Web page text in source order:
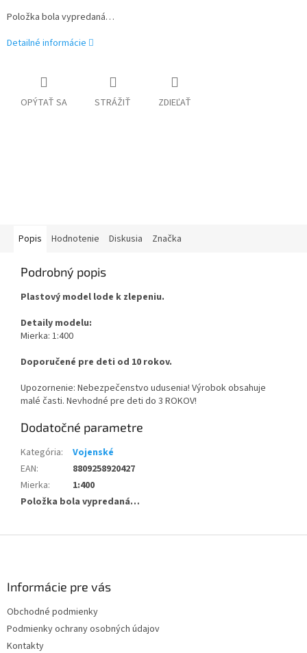
Položka bola vypredaná…
Detailné informácie
OPÝTAŤ SA STRÁŽIŤ ZDIEĽAŤ
Popis Hodnotenie Diskusia Značka
Podrobný popis
Plastový model lode k zlepeniu.
Detaily modelu:
Mierka: 1:400
Doporučené pre deti od 10 rokov.
Upozornenie: Nebezpečenstvo udusenia! Výrobok obsahuje
malé časti. Nevhodné pre deti do 3 ROKOV!
Dodatočné parametre
Kategória:
Vojenské
EAN:
8809258920427
Mierka:
1:400
Položka bola vypredaná…
Informácie pre vás
Obchodné podmienky
Podmienky ochrany osobných údajov
Kontakty